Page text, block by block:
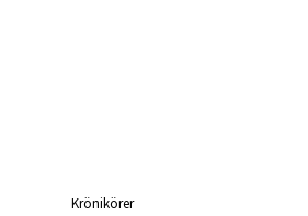
Krönikörer